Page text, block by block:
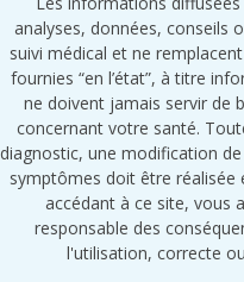
analyses, données, conseils
suivi médical et ne
fournies “en l’état”, à titre
ne doivent jamais servir de
concernant votre santé.
diagnostic, une modification
symptômes doit être réalisée
accédant à ce site, vous
responsable des
l'utilisation, correcte